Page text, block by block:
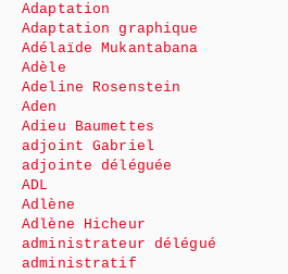
Adaptation
Adaptation graphique
Adélaïde Mukantabana
Adèle
Adeline Rosenstein
Aden
Adieu Baumettes
adjoint Gabriel
adjointe déléguée
ADL
Adlène
Adlène Hicheur
administrateur délégué
administratif